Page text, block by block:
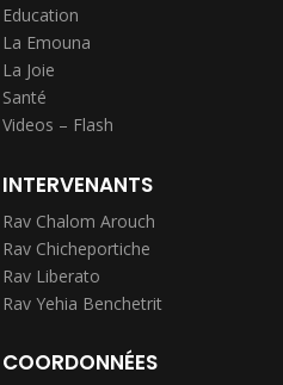
Education
La Emouna
La Joie
Santé
Videos – Flash
INTERVENANTS
Rav Chalom Arouch
Rav Chicheportiche
Rav Liberato
Rav Yehia Benchetrit
COORDONNÉES